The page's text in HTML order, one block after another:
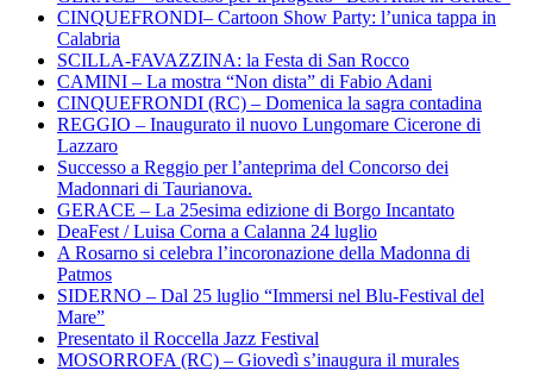
CINQUEFRONDI– Cartoon Show Party: l’unica tappa in
Calabria
SCILLA-FAVAZZINA: la Festa di San Rocco
CAMINI – La mostra “Non dista” di Fabio Adani
CINQUEFRONDI (RC) – Domenica la sagra contadina
REGGIO – Inaugurato il nuovo Lungomare Cicerone di
Lazzaro
Successo a Reggio per l’anteprima del Concorso dei
Madonnari di Taurianova.
GERACE – La 25esima edizione di Borgo Incantato
DeaFest / Luisa Corna a Calanna 24 luglio
A Rosarno si celebra l’incoronazione della Madonna di
Patmos
SIDERNO – Dal 25 luglio “Immersi nel Blu-Festival del
Mare”
Presentato il Roccella Jazz Festival
MOSORROFA (RC) – Giovedì s’inaugura il murales